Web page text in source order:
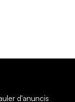
d'anuncis